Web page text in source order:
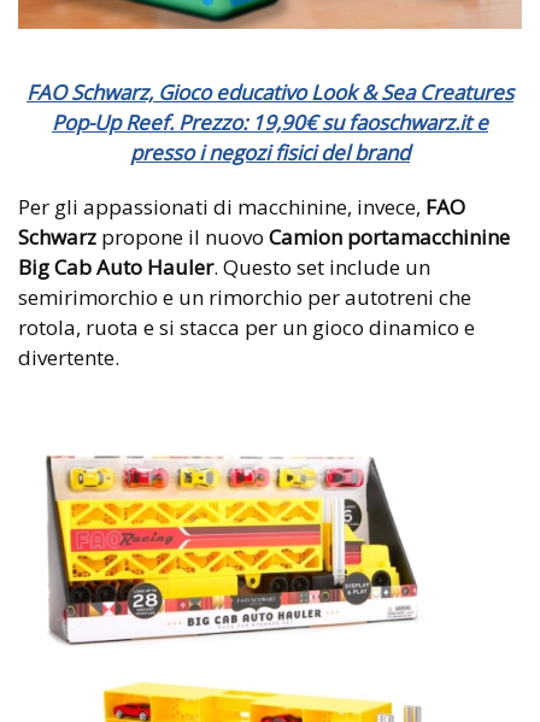
FAO Schwarz, Gioco educativo Look & Sea Creatures
Pop-Up Reef. Prezzo: 19,90€ su faoschwarz.it e
presso i negozi fisici del brand
Per gli appassionati di macchinine, invece, FAO
Schwarz propone il nuovo Camion portamacchinine
Big Cab Auto Hauler. Questo set include un
semirimorchio e un rimorchio per autotreni che
rotola, ruota e si stacca per un gioco dinamico e
divertente.